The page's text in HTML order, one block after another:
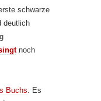
schwarze
deutlich
noch
Buchs. Es